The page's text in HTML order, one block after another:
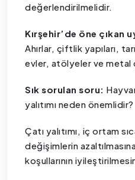
değerlendirilmelidir.
Kırşehir’de öne çıkan
Ahırlar, çiftlik yapıları,
evler, atölyeler ve metal
Sık sorulan soru:
yalıtımı neden önemlidir?
Çatı yalıtımı, iç ortam
değişimlerin
koşullarının